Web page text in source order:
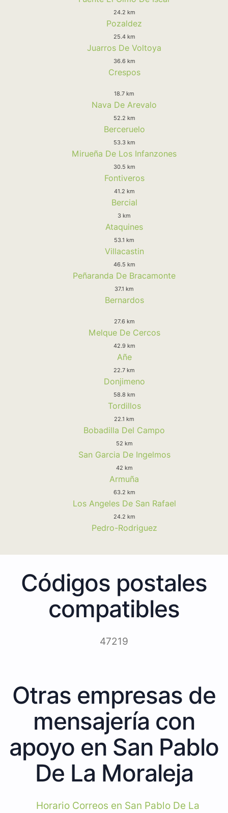
24.2 km
Pozaldez
25.4 km
Juarros De Voltoya
36.6 km
Crespos
18.7 km
Nava De Arevalo
52.2 km
Berceruelo
53.3 km
Mirueña De Los Infanzones
30.5 km
Fontiveros
41.2 km
Bercial
3 km
Ataquines
53.1 km
Villacastin
46.5 km
Peñaranda De Bracamonte
37.1 km
Bernardos
27.6 km
Melque De Cercos
42.9 km
Añe
22.7 km
Donjimeno
58.8 km
Tordillos
22.1 km
Bobadilla Del Campo
52 km
San Garcia De Ingelmos
42 km
Armuña
63.2 km
Los Angeles De San Rafael
24.2 km
Pedro-Rodriguez
Códigos postales
compatibles
47219
Otras empresas de
mensajería con
apoyo en San Pablo
De La Moraleja
Horario Correos en San Pablo De La